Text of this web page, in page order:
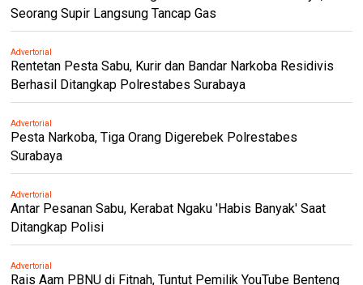
Seorang Supir Langsung Tancap Gas
Advertorial
Rentetan Pesta Sabu, Kurir dan Bandar Narkoba Residivis
Berhasil Ditangkap Polrestabes Surabaya
Advertorial
Pesta Narkoba, Tiga Orang Digerebek Polrestabes
Surabaya
Advertorial
Antar Pesanan Sabu, Kerabat Ngaku 'Habis Banyak' Saat
Ditangkap Polisi
Advertorial
Rais Aam PBNU di Fitnah, Tuntut Pemilik YouTube Benteng